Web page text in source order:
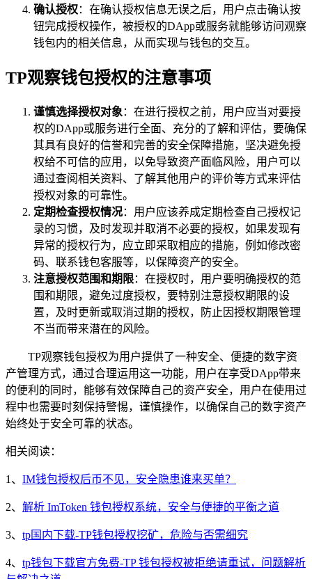
确认授权：在确认授权信息无误之后，用户点击确认按
钮完成授权操作，被授权的DApp或服务就能够访问观察
钱包内的相关信息，从而实现与钱包的交互。
TP观察钱包授权的注意事项
谨慎选择授权对象 ：在进行授权之前，用户应当对要授
权的DApp或服务进行全面、充分的了解和评估，要确保
其具有良好的信誉和完善的安全保障措施，坚决避免授
权给不可信的应用，以免导致资产面临风险，用户可以
通过查阅相关资料、了解其他用户的评价等方式来评估
授权对象的可靠性。
定期检查授权情况：用户应该养成定期检查自己授权记
录的习惯，及时发现并取消不必要的授权，如果发现有
异常的授权行为，应立即采取相应的措施，例如修改密
码、联系钱包客服等，以保障资产的安全。
注意授权范围和期限：在授权时，用户要明确授权的范
围和期限，避免过度授权，要特别注意授权期限的设
置，及时更新或取消过期的授权，防止因授权期限管理
不当而带来潜在的风险。
TP观察钱包授权为用户提供了一种安全、便捷的数字资
产管理方式，通过合理运用这一功能，用户在享受DApp带来
的便利的同时，能够有效保障自己的资产安全，用户在使用过
程中也需要时刻保持警惕，谨慎操作，以确保自己的数字资产
始终处于安全可靠的状态。
相关阅读：
1、 IM钱包授权后币不见，安全隐患谁来买单？
2、 解析 ImToken 钱包授权系统，安全与便捷的平衡之道
3、 tp国内下载-TP钱包授权挖矿，危险与否需细究
4、 tp钱包下载官方免费-TP 钱包授权被拒绝请重试，问题解析